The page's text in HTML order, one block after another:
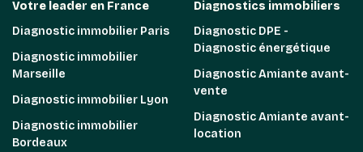
Votre leader en France
Diagnostic immobilier Paris
Diagnostic immobilier
Marseille
Diagnostic immobilier Lyon
Diagnostic immobilier
Bordeaux
Diagnostics immobiliers
Diagnostic DPE -
Diagnostic énergétique
Diagnostic Amiante avant-
vente
Diagnostic Amiante avant-
location